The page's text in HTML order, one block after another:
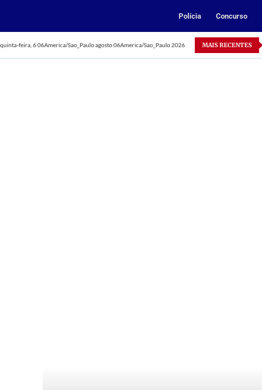
Polícia Concurso
quinta-feira, 6 06America/Sao_Paulo agosto 06America/Sao_Paulo 2026 MAIS RECENTES
Oportunidade: Vale abre 385 vagas para jovens aprendizes no Pará